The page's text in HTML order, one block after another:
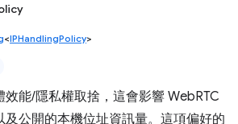
<IPHandlingPolicy>
效能/隱私權取捨，這會影響 WebRTC
及公開的本機位址資訊量。這項偏好的